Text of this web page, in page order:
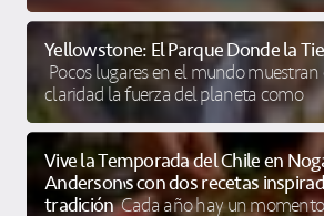
Yellowstone: El Parque Donde la
Pocos lugares en el mundo
claridad la fuerza del planeta como
Vive la Temporada del Chile en
Anderson’s con dos recetas
tradición Cada año hay un